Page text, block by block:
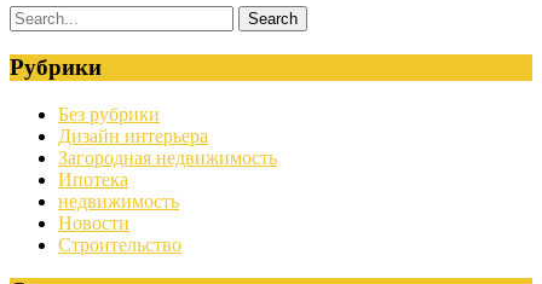
Рубрики
Без рубрики
Дизайн интерьера
Загородная недвижимость
Ипотека
недвижимость
Новости
Строительство